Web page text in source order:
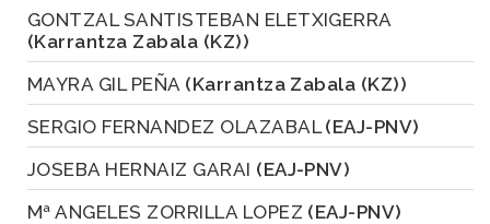
GONTZAL SANTISTEBAN ELETXIGERRA
(Karrantza Zabala (KZ))
MAYRA GIL PEÑA (Karrantza Zabala (KZ))
SERGIO FERNANDEZ OLAZABAL (EAJ-PNV)
JOSEBA HERNAIZ GARAI (EAJ-PNV)
Mª ANGELES ZORRILLA LOPEZ (EAJ-PNV)